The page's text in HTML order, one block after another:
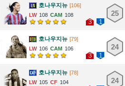
호나우지뉴 [106]
108
108
3 1
25
호나우지뉴 [79]
106
106
3 1
24
호나우지뉴 [78]
105
104 24